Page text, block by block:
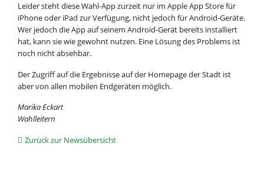
Leider steht diese Wahl-App zurzeit nur im Apple App Store für
iPhone oder iPad zur Verfügung, nicht jedoch für Android-Geräte.
Wer jedoch die App auf seinem Android-Gerät bereits installiert
hat, kann sie wie gewohnt nutzen. Eine Lösung des Problems ist
noch nicht absehbar.
Der Zugriff auf die Ergebnisse auf der Homepage der Stadt ist
aber von allen mobilen Endgeräten möglich.
Marika Eckart
Wahlleitern
Zurück zur Newsübersicht